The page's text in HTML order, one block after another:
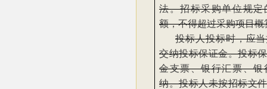
法。招标采购单位规定
额，不得超过采购项目
投标人投标时，应
交纳投标保证金。投标
金支票、银行汇票、银
纳。投标人未按招标文